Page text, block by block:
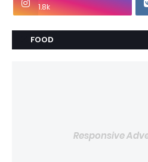
1.8k
FOOD
Responsive